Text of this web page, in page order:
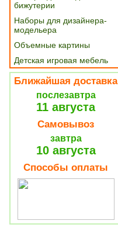
бижутерии
Наборы для дизайнера-
модельера
Объемные картины
Детская игровая мебель
Ближайшая доставка
послезавтра
11 августа
Самовывоз
завтра
10 августа
Способы оплаты